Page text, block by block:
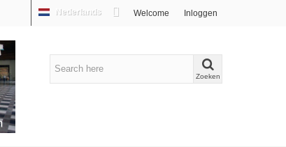
Welcome Inloggen
Nederlands
Zoeken